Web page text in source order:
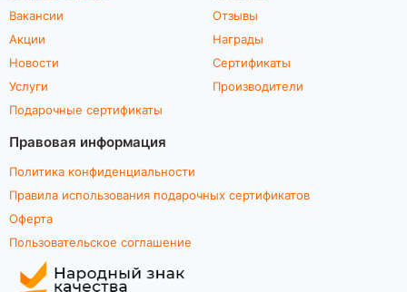
Вакансии
Акции
Новости
Услуги
Подарочные сертификаты
Отзывы
Награды
Сертификаты
Производители
Правовая информация
Политика конфиденциальности
Правила использования подарочных сертификатов
Оферта
Пользовательское соглашение